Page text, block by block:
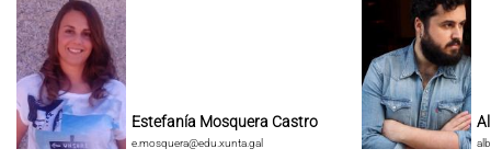
Estefanía Mosquera Castro
e.mosquera@edu.xunta.gal